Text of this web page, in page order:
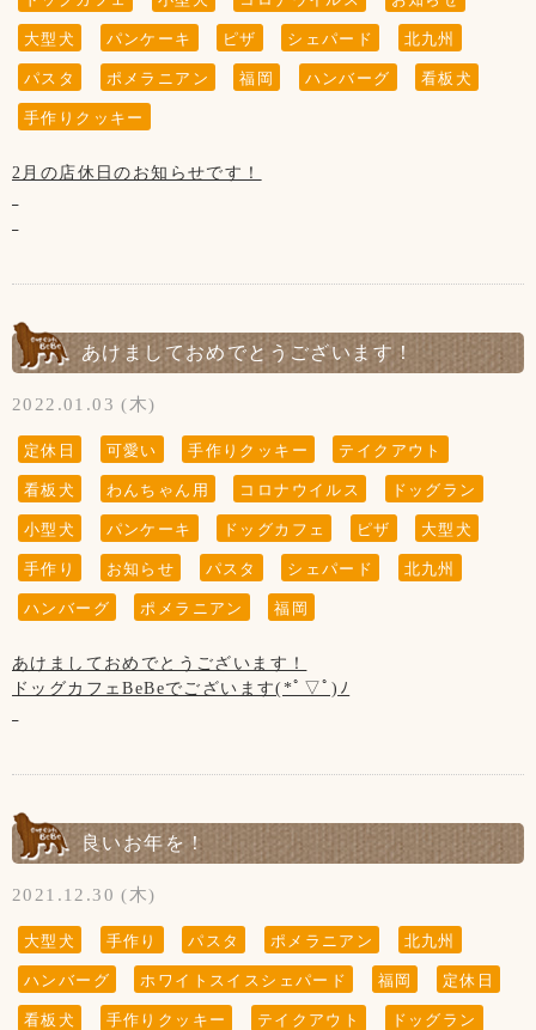
ご了承下さいませ。
6日、13日、20日、27日の木曜日と、
第3水曜日の19日です。
大型犬 パンケーキ ピザ シェパード 北九州
パスタ ポメラニアン 福岡 ハンバーグ 看板犬
手作りクッキー
2月の店休日のお知らせです！
(↓こちらのお知らせは知らない方がまだいらっしゃいますの
※大変残念なお知らせですが、
当店の看板犬のsunちゃん(ポメラニアン)が
2021年2月19日に13歳で虹の橋を渡りました。
会いに来てくださる方がいらっしゃいますが、
私共としては大切な家族で、
ホームページなどの画面から
大変申し訳ございません。ご了承くださいませ※
『 当店は、看板犬と遊んだり、お散歩をするなどの"ふれあ
【お願い】
お子様の遊ぶ所ではございません。
サッカー・キャッチボール・お子様だけの追いかけっこなど
はご遠慮頂きますようお願い致します。
保護者の方はわんちゃんだけでなく、お子様からも目を離さ
ないようにお願い致します。
あけましておめでとうございます！
2022.01.03 (木)
定休日 可愛い 手作りクッキー テイクアウト
看板犬 わんちゃん用 コロナウイルス ドッグラン
小型犬 パンケーキ ドッグカフェ ピザ 大型犬
手作り お知らせ パスタ シェパード 北九州
ハンバーグ ポメラニアン 福岡
あけましておめでとうございます！
ドッグカフェBeBeでございます(*ﾟ▽ﾟ)ﾉ
【1月の店休日】
1日、2日と
6日、13日、20日、27日の木曜日と
(↓こちらのお知らせは知らない方がまだいらっしゃいますの
良いお年を！
2021.12.30 (木)
大型犬 手作り パスタ ポメラニアン 北九州
ハンバーグ ホワイトスイスシェパード 福岡 定休日
看板犬 手作りクッキー テイクアウト ドッグラン